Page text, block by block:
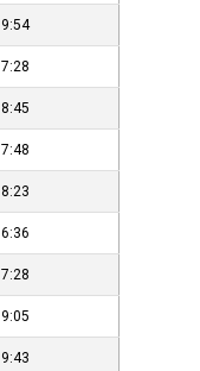
9:54
7:28
8:45
7:48
8:23
6:36
7:28
9:05
9:43